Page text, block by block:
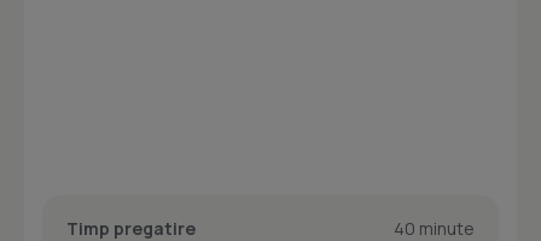
Timp pregatire
40 minute